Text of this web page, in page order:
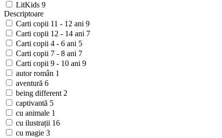
LitKids 9
Descriptoare
Carti copii 11 - 12 ani 9
Carti copii 12 - 14 ani 7
Carti copii 4 - 6 ani 5
Carti copii 7 - 8 ani 7
Carti copii 9 - 10 ani 9
autor român 1
aventură 6
being different 2
captivantă 5
cu animale 1
cu ilustrații 16
cu magie 3